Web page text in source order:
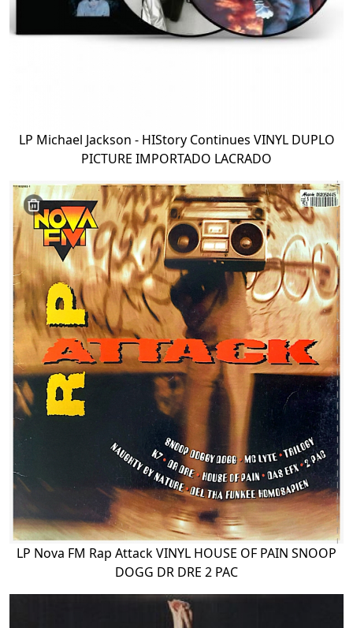
LP Michael Jackson - HIStory Continues VINYL DUPLO
PICTURE IMPORTADO LACRADO
LP Nova FM Rap Attack VINYL HOUSE OF PAIN SNOOP
DOGG DR DRE 2 PAC